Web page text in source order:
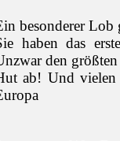
besonderer Lob
haben das
den
ab! Und vielen